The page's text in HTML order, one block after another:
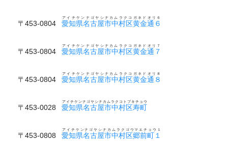
〒453-0804 愛知県名古屋市中村区黄金通６
アイチケンナゴヤシナカムラクコガネドオリ６
〒453-0804 愛知県名古屋市中村区黄金通７
アイチケンナゴヤシナカムラクコガネドオリ７
〒453-0804 愛知県名古屋市中村区黄金通８
アイチケンナゴヤシナカムラクコガネドオリ８
〒453-0028 愛知県名古屋市中村区寿町
アイチケンナゴヤシナカムラクコトブキチョウ
〒453-0808 愛知県名古屋市中村区郷前町１
アイチケンナゴヤシナカムラクゴウマエチョウ１